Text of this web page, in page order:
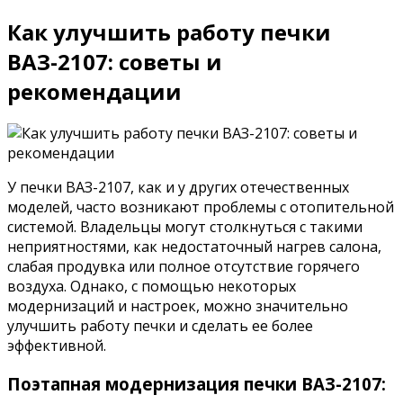
Как улучшить работу печки
ВАЗ-2107: советы и
рекомендации
У печки ВАЗ-2107, как и у других отечественных
моделей, часто возникают проблемы с отопительной
системой. Владельцы могут столкнуться с такими
неприятностями, как недостаточный нагрев салона,
слабая продувка или полное отсутствие горячего
воздуха. Однако, с помощью некоторых
модернизаций и настроек, можно значительно
улучшить работу печки и сделать ее более
эффективной.
Поэтапная модернизация печки ВАЗ-2107: